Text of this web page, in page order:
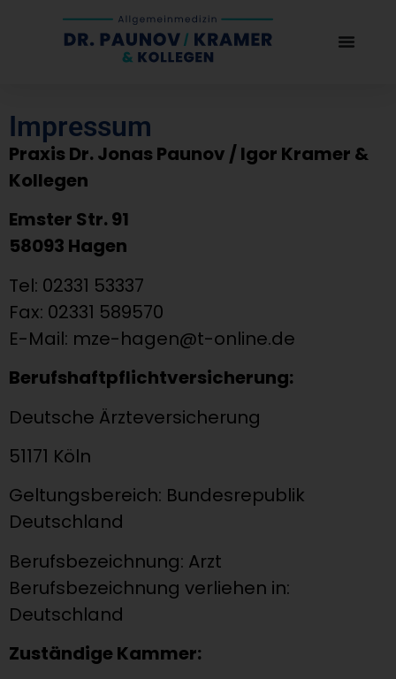
Impressum
Praxis Dr. Jonas Paunov / Igor Kramer &
Kollegen
Emster Str. 91
58093 Hagen
Tel: 02331 53337
Fax: 02331 589570
E-Mail: mze-hagen@t-online.de
Berufshaftpflichtversicherung:
Deutsche Ärzteversicherung
51171 Köln
Geltungsbereich: Bundesrepublik
Deutschland
Berufsbezeichnung: Arzt
Berufsbezeichnung verliehen in:
Deutschland
Zuständige Kammer: